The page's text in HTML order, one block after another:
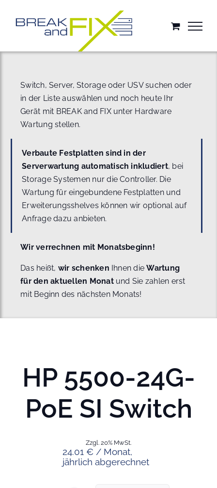
springen
Switch, Server, Storage oder USV suchen oder
in der Liste auswählen und noch heute Ihr
Gerät mit BREAK and FIX unter Hardware
Wartung stellen.
Verbaute Festplatten sind in der
Serverwartung automatisch inkludiert, bei
Storage Systemen nur die Controller. Die
Wartung für eingebundene Festplatten und
Erweiterungsshelves können wir optional auf
Anfrage dazu anbieten.
Wir verrechnen mit Monatsbeginn!
Das heißt, wir schenken Ihnen dieWartung
für den aktuellen Monat und Sie zahlen erst
mit Beginn des nächsten Monats!
HP 5500-24G-
PoE SI Switch
24.01 € / Monat,
jährlich abgerechnet
Zzgl. 20% MwSt.